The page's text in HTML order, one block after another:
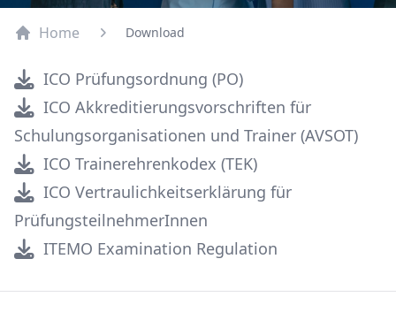
Home Download
ICO Prüfungsordnung (PO)
ICO Akkreditierungsvorschriften für
Schulungsorganisationen und Trainer (AVSOT)
ICO Trainerehrenkodex (TEK)
ICO Vertraulichkeitserklärung für
PrüfungsteilnehmerInnen
ITEMO Examination Regulation